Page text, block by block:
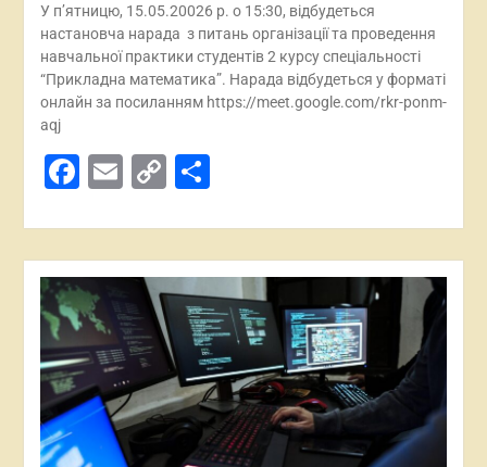
У п’ятницю, 15.05.20026 р. о 15:30, відбудеться
настановча нарада з питань організації та проведення
навчальної практики студентів 2 курсу спеціальності
“Прикладна математика”. Нарада відбудеться у форматі
онлайн за посиланням https://meet.google.com/rkr-ponm-
aqj
Facebook
Email
CopyПоділитися